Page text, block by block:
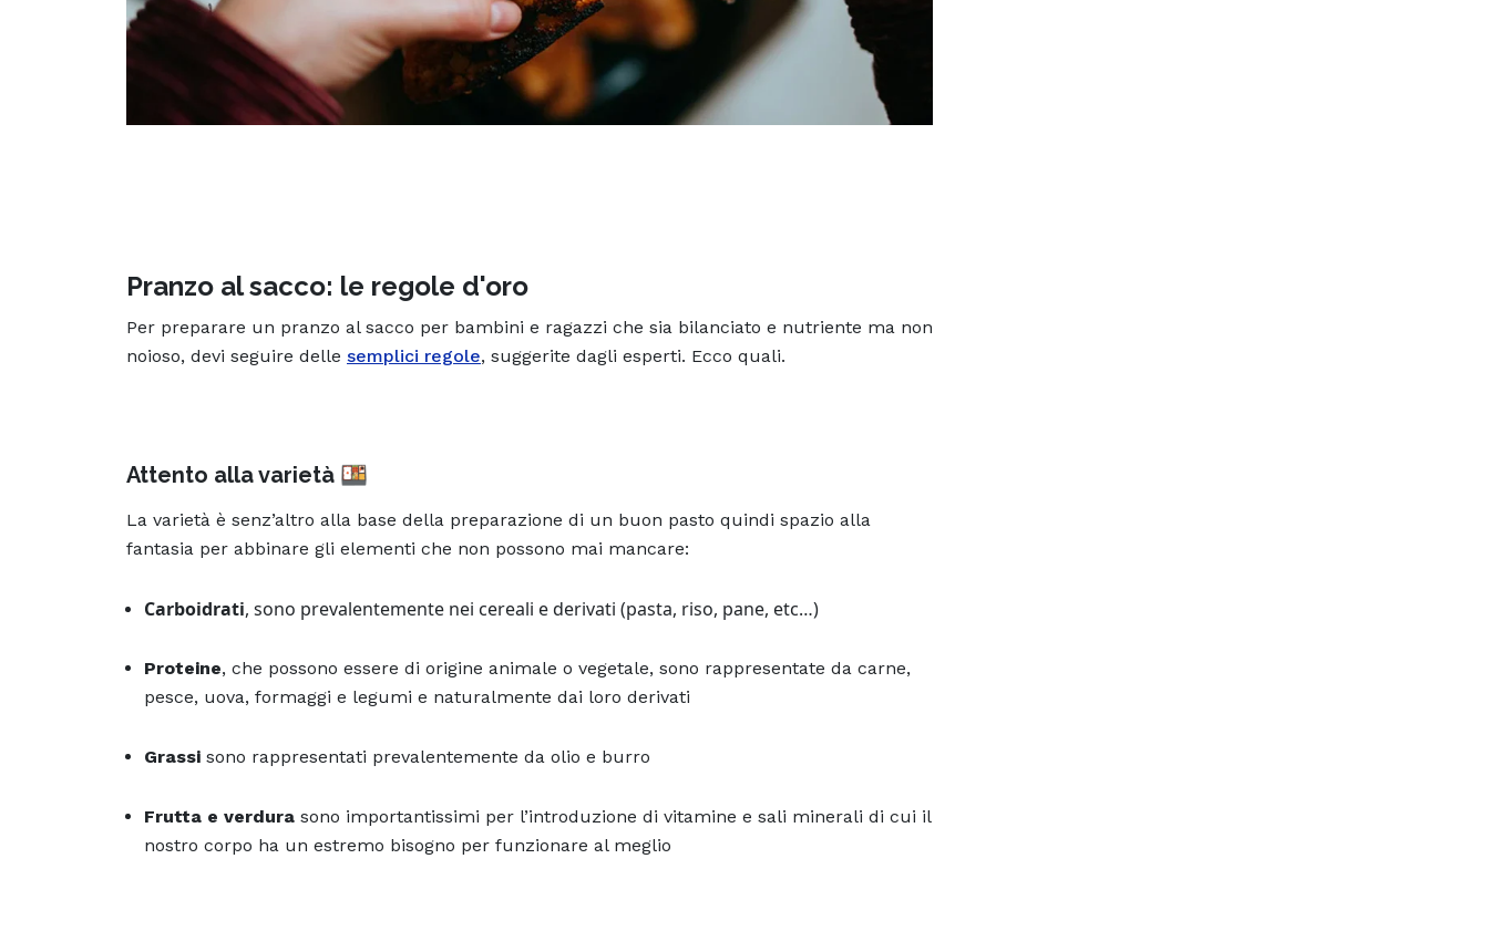
Pranzo al sacco: le regole d'oro
Per preparare un pranzo al sacco per bambini e ragazzi che sia bilanciato e nutriente ma non
noioso, devi seguire delle semplici regole, suggerite dagli esperti. Ecco quali.
Attento alla varietà 🍱
La varietà è senz’altro alla base della preparazione di un buon pasto quindi spazio alla
fantasia per abbinare gli elementi che non possono mai mancare:
Carboidrati, sono prevalentemente nei cereali e derivati (pasta, riso, pane, etc…)
Proteine, che possono essere di origine animale o vegetale, sono rappresentate da carne,
pesce, uova, formaggi e legumi e naturalmente dai loro derivati
Grassi sono rappresentati prevalentemente da olio e burro
Frutta e verdura sono importantissimi per l’introduzione di vitamine e sali minerali di cui il
nostro corpo ha un estremo bisogno per funzionare al meglio